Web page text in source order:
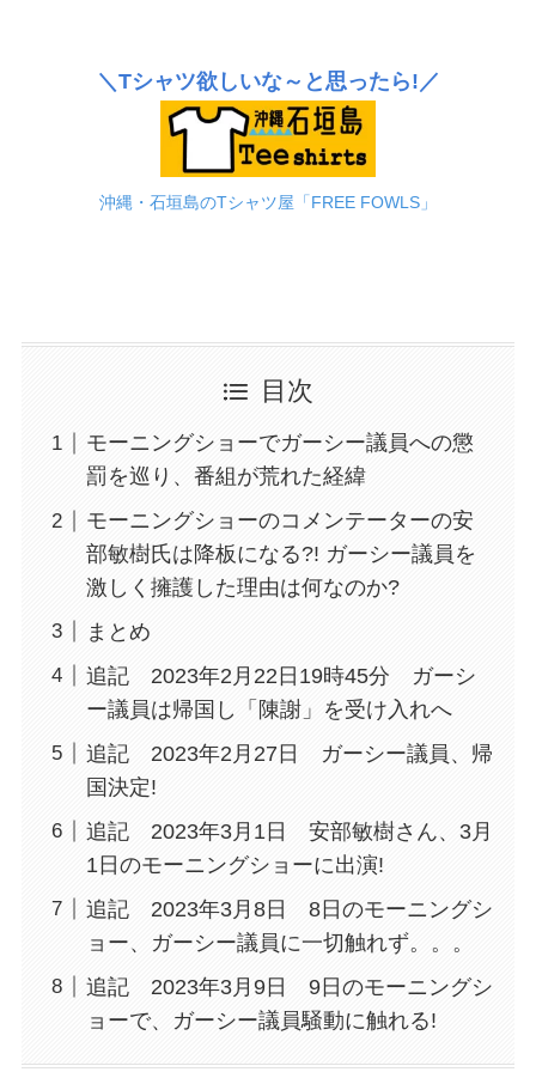
＼Tシャツ欲しいな～と思ったら!／
沖縄・石垣島のTシャツ屋「FREE FOWLS」
目次
モーニングショーでガーシー議員への懲
罰を巡り、番組が荒れた経緯
モーニングショーのコメンテーターの安
部敏樹氏は降板になる?! ガーシー議員を
激しく擁護した理由は何なのか?
まとめ
追記 2023年2月22日19時45分 ガーシ
ー議員は帰国し「陳謝」を受け入れへ
追記 2023年2月27日 ガーシー議員、帰
国決定!
追記 2023年3月1日 安部敏樹さん、3月
1日のモーニングショーに出演!
追記 2023年3月8日 8日のモーニングシ
ョー、ガーシー議員に一切触れず。。。
追記 2023年3月9日 9日のモーニングシ
ョーで、ガーシー議員騒動に触れる!